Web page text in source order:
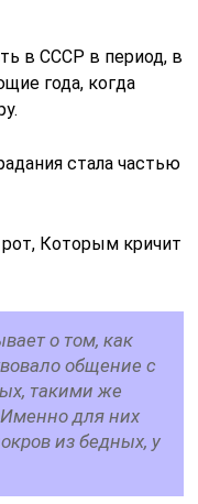
в СССР в период, в
года, когда
стала частью
Которым кричит
о том, как
общение с
такими же
для них
из бедных, у